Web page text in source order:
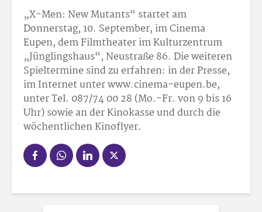
„X-Men: New Mutants“ startet am
Donnerstag, 10. September, im Cinema
Eupen, dem Filmtheater im Kulturzentrum
„Jünglingshaus“, Neustraße 86. Die weiteren
Spieltermine sind zu erfahren: in der Presse,
im Internet unter www.cinema-eupen.be,
unter Tel. 087/74 00 28 (Mo.-Fr. von 9 bis 16
Uhr) sowie an der Kinokasse und durch die
wöchentlichen Kinoflyer.